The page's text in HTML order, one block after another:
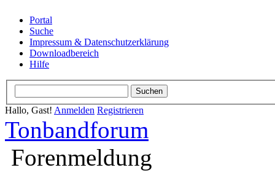
Portal
Suche
Impressum & Datenschutzerklärung
Hilfe
Hallo, Gast! Registrieren
Tonbandforum